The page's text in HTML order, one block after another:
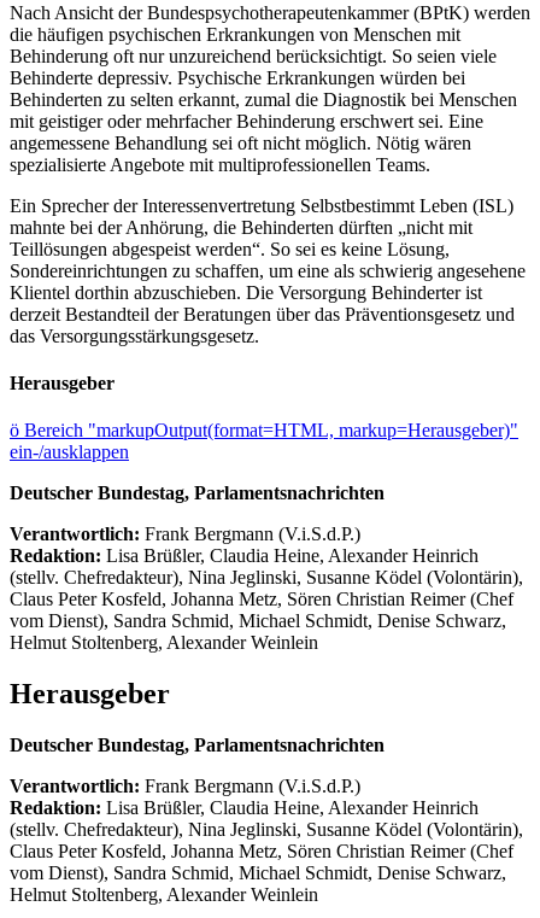
Nach Ansicht der Bundespsychotherapeutenkammer (BPtK) werden
die häufigen psychischen Erkrankungen von Menschen mit
Behinderung oft nur unzureichend berücksichtigt. So seien viele
Behinderte depressiv. Psychische Erkrankungen würden bei
Behinderten zu selten erkannt, zumal die Diagnostik bei Menschen
mit geistiger oder mehrfacher Behinderung erschwert sei. Eine
angemessene Behandlung sei oft nicht möglich. Nötig wären
spezialisierte Angebote mit multiprofessionellen Teams.
Ein Sprecher der Interessenvertretung Selbstbestimmt Leben (ISL)
mahnte bei der Anhörung, die Behinderten dürften „nicht mit
Teillösungen abgespeist werden“. So sei es keine Lösung,
Sondereinrichtungen zu schaffen, um eine als schwierig angesehene
Klientel dorthin abzuschieben. Die Versorgung Behinderter ist
derzeit Bestandteil der Beratungen über das Präventionsgesetz und
das Versorgungsstärkungsgesetz.
Herausgeber
ö Bereich "markupOutput(format=HTML, markup=Herausgeber)"
ein-/ausklappen
Deutscher Bundestag, Parlamentsnachrichten
Verantwortlich: Frank Bergmann (V.i.S.d.P.)
Redaktion: Lisa Brüßler, Claudia Heine, Alexander Heinrich
(stellv. Chefredakteur), Nina Jeglinski, Susanne Ködel (Volontärin),
Claus Peter Kosfeld, Johanna Metz, Sören Christian Reimer (Chef
vom Dienst), Sandra Schmid, Michael Schmidt, Denise Schwarz,
Helmut Stoltenberg, Alexander Weinlein
Herausgeber
Deutscher Bundestag, Parlamentsnachrichten
Verantwortlich: Frank Bergmann (V.i.S.d.P.)
Redaktion: Lisa Brüßler, Claudia Heine, Alexander Heinrich
(stellv. Chefredakteur), Nina Jeglinski, Susanne Ködel (Volontärin),
Claus Peter Kosfeld, Johanna Metz, Sören Christian Reimer (Chef
vom Dienst), Sandra Schmid, Michael Schmidt, Denise Schwarz,
Helmut Stoltenberg, Alexander Weinlein